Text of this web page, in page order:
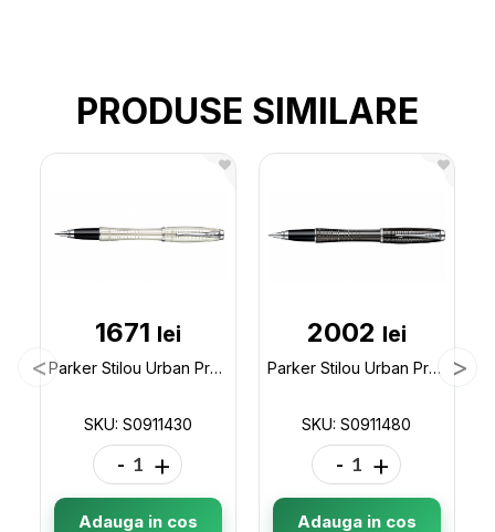
PRODUSE SIMILARE
1671 lei
Parker Stilou Urban Premium CL Pearl 193247 S0911430
SKU: S0911430
- +
Adauga in cos
2002 lei
Parker Stilou Urban Premium CL Negru 190994 S0911480
SKU: S0911480
- +
Adauga in cos